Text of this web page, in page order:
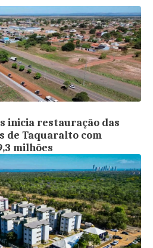
inicia restauração das
de Taquaralto com
milhões